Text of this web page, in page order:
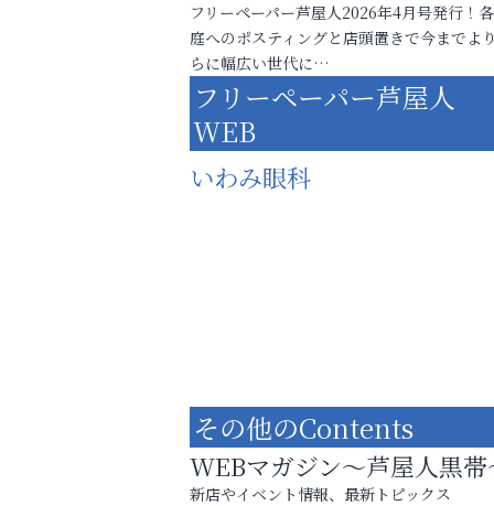
フリーペーパー芦屋人2026年4月号発行！
庭へのポスティングと店頭置きで今までよ
らに幅広い世代に…
フリーペーパー芦屋人
WEB
いわみ眼科
その他のContents
WEBマガジン～芦屋人黒帯
新店やイベント情報、最新トピックス